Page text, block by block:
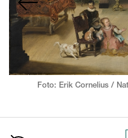
Foto: Erik Cornelius /